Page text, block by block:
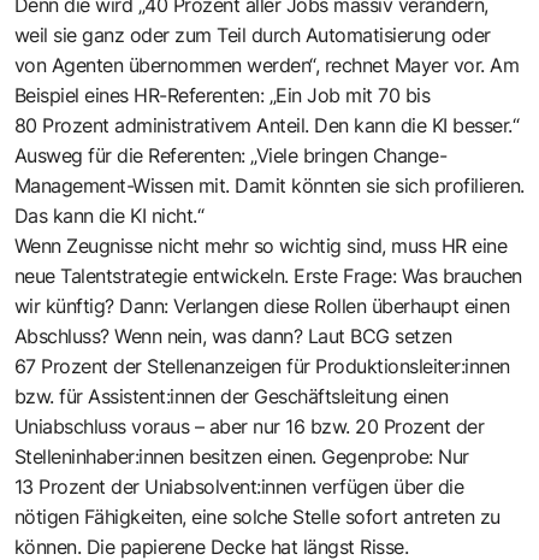
weil sie ganz oder zum Teil durch Automatisierung oder
von Agenten übernommen werden“, rechnet Mayer vor. Am
Beispiel eines HR-Referenten: „Ein Job mit 70 bis
80 Prozent administrativem Anteil. Den kann die KI besser.“
Ausweg für die Referenten: „Viele bringen Change-
Management-Wissen mit. Damit könnten sie sich profilieren.
Das kann die KI nicht.“
Wenn Zeugnisse nicht mehr so wichtig sind, muss HR eine
neue Talentstrategie entwickeln. Erste Frage: Was brauchen
wir künftig? Dann: Verlangen diese Rollen überhaupt einen
Abschluss? Wenn nein, was dann? Laut BCG setzen
67 Prozent der Stellenanzeigen für Produktions­leiter:innen
bzw. für Assistent:innen der Geschäftsleitung einen
Uniabschluss ­voraus – aber nur 16 bzw. 20 Prozent der
Stelleninhaber:innen besitzen einen. Gegenprobe: Nur
13 Prozent der Uniabsolvent:innen verfügen über die
nötigen Fähigkeiten, eine solche Stelle sofort antreten zu
können. Die papierene Decke hat längst Risse.